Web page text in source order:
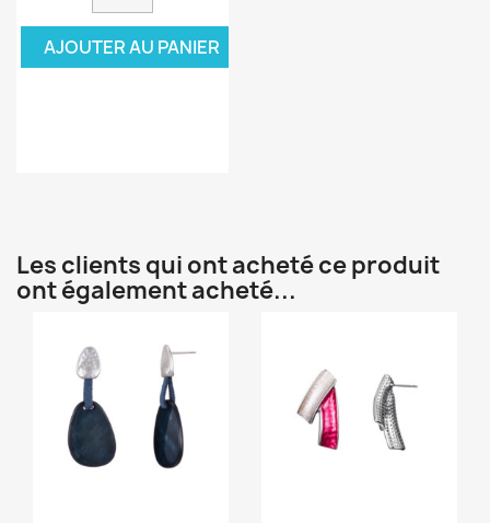
AJOUTER AU PANIER
Les clients qui ont acheté ce produit
ont également acheté...